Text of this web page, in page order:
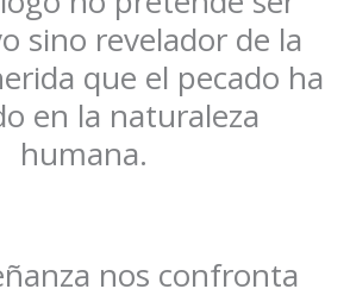
sino revelador de la
que el pecado ha
en la naturaleza
humana.
nos confronta